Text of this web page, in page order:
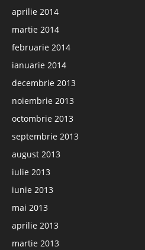
aprilie 2014
martie 2014
februarie 2014
ianuarie 2014
decembrie 2013
noiembrie 2013
octombrie 2013
septembrie 2013
august 2013
iulie 2013
iunie 2013
mai 2013
aprilie 2013
martie 2013